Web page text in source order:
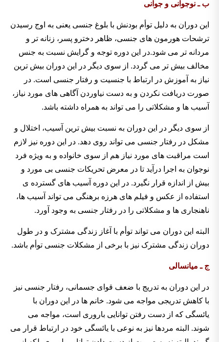
ب ـ نوجوانی و جوانی
این دوران به دلیل توأم بودنش با بلوغ جنسی یعنی به اوج رسیدن
ترشحات هورمون های جنسی، ظاهر دخترو پسر، زنانه تر و
مردانه تر می شود.در این دوره توجه و گرایش نسبت به جنس
مخالف بیش تر می گردد. از سوی دیگر در این دوران بیش ترین
نیاز به آموزش در ارتباط با جنسیت و رفتار جنسی است. در
صورت دریافت نکردن و به دست نیاوردن آگاهی های مورد نیاز،
آسیب ها و مشکلاتی را می تواند به همراه داشته باشد.
از سوی دیگر در این دوران به نسبت بیش ترین آسیب، اختلال و
مشکل در رفتار جنسی می تواند روی دهد. در این دوره نیز لازم
است مراقبت های مورد نیاز هم از سوی خانواده و به ویژه فرد
نوجوان به اجرا درآید تا در معرض تحریکات جنسی بی مورد و
بیش از اندازه قرار نگیرد. در این دوره آسیب های گسترده ی
استفاده از عکس و فیلم های هرزه برهنگی می تواند آسیب ها،
ناهنجاری ها و مشکلاتی را در رفتار جنسی به وجود آورد.
البته این دوران می تواند توأم با آغاز زندگی مشترک و در طول
دوران زندگی مشترک نیز با برخی از مشکلات جنسی توأم باشد.
ج ـ میانسالی
در این دوران به تدریج با ضعف قوای جسمانی، رفتار جنسی نیز
با کاهش تدریجی مواجه می شود. خانم ها در این دوران با
یائسگی که از دست رفتن توانایی باروری است، مواجه می
شوند. البته مردها نیز به نوعی با یائسگی خود در ارتباط قرار می